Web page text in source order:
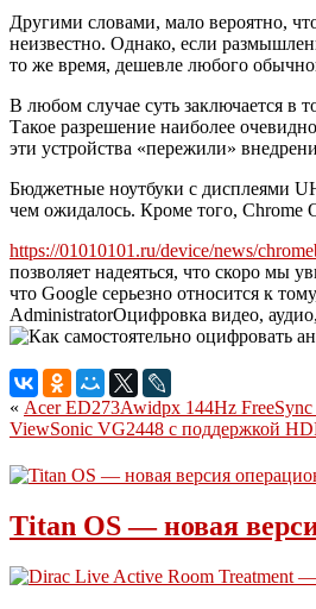
Другими словами, мало вероятно,
неизвестно. Однако, если
то же время, дешевле любого
В любом случае суть заключается в
Такое разрешение наиболее
эти устройства «пережили»
Бюджетные ноутбуки с дисплеями
чем ожидалось. Кроме того, Chrome
https://01010101.ru/device/news/
позволяет надеяться, что скоро мы
что Google серьезно относится к
AdministratorОцифровка видео,
« Acer ED273Awidpx 144Hz
ViewSonic VG2448 с поддержкой
Titan OS — новая